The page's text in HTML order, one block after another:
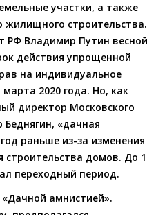
участки, а также
жилищного строительства.
РФ Владимир Путин весной
действия упрощенной
на индивидуальное
2020 года. Но, как
директор Московского
Беднягин, «дачная
раньше из-за изменения
строительства домов. До 1
переходный период.
амнистией».